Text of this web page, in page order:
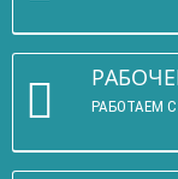
РАБОТАЕМ С